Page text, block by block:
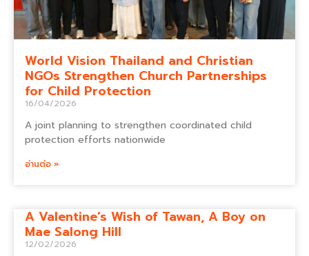
World Vision Thailand and Christian
NGOs Strengthen Church Partnerships
for Child Protection
16/04/2026
A joint planning to strengthen coordinated child
protection efforts nationwide
อ่านต่อ »
A Valentine’s Wish of Tawan, A Boy on
Mae Salong Hill
12/02/2026